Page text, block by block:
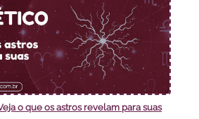
o que os astros revelam para suas